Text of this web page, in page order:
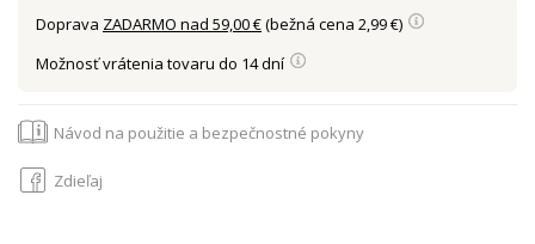
Doprava ZADARMO nad 59,00 €(bežná cena 2,99 €)
Možnosť vrátenia tovaru do 14 dní
Návod na použitie a bezpečnostné pokyny
Zdieľaj